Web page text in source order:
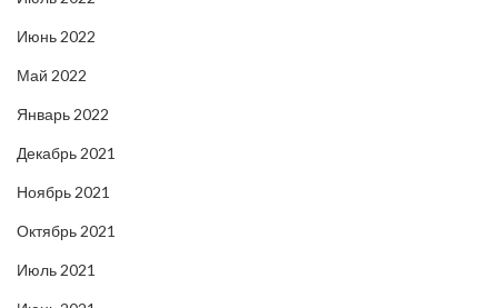
Июнь 2022
Май 2022
Январь 2022
Декабрь 2021
Ноябрь 2021
Октябрь 2021
Июль 2021